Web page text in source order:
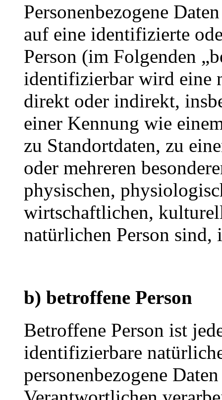
Personenbezogene
auf eine identifizierte
Person (im Folgenden
identifizierbar wird eine
direkt oder indirekt,
einer Kennung wie
zu Standortdaten, zu
oder mehreren
physischen,
wirtschaftlichen,
natürlichen Person
b) betroffene Person
Betroffene Person ist
identifizierbare
personenbezogene